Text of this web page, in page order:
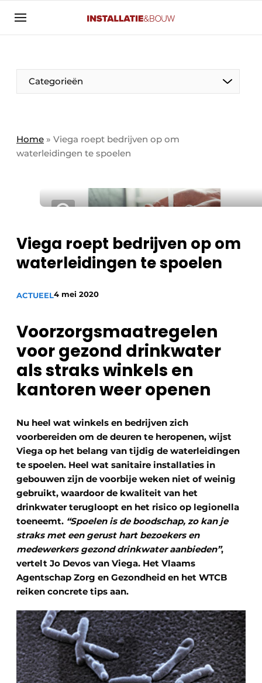
Aanmelden
Banner overzicht
BedrijvenAanmeldenBedankt voor de aanmelding
Contact
Evenement aanmelden
Meest gelezen
Privacy / Cookie statement
Vacature aanmelden
Vacatures
Categorieën
Panelgesprek
HVAC
Binnenklimaat
Brandbeveiliging
Ventilatie
Home » Viega roept bedrijven op om
waterleidingen te spoelen
Viega roept bedrijven op om
waterleidingen te spoelen
ACTUEEL4 mei 2020
Voorzorgsmaatregelen
voor gezond drinkwater
als straks winkels en
kantoren weer openen
Nu heel wat winkels en bedrijven zich
voorbereiden om de deuren te heropenen, wijst
Viega op het belang van tijdig de waterleidingen
te spoelen. Heel wat sanitaire installaties in
gebouwen zijn de voorbije weken niet of weinig
gebruikt, waardoor de kwaliteit van het
drinkwater terugloopt en het risico op legionella
toeneemt. “Spoelen is de boodschap, zo kan je
straks met een gerust hart bezoekers en
medewerkers gezond drinkwater aanbieden”,
vertelt Jo Devos van Viega. Het Vlaams
Agentschap Zorg en Gezondheid en het WTCB
reiken concrete tips aan.